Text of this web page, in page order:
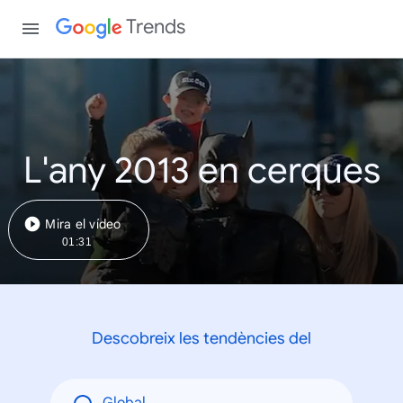
Trends
L'any 2013 en cerques
Mira el vídeo
01:31
Descobreix les tendències del